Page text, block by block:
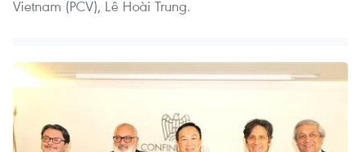
Vietnam (PCV), Lê Hoài Trung.